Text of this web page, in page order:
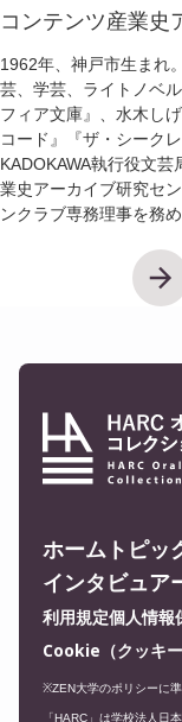
コンテンツ産業史
1962年、神戸市生まれ
芸、学芸、ライトノベ
フィア文庫』、水木し
コード』『ザ・シーク
KADOKAWA執行役文
業史アーカイブ研究セ
ンクラブ専務理事を務め
ホーム トピッ
インタビュア
利用規定個人情報
Cookie（クッキ
※ZEN大学のポリシーに
「HARC」は学校法人日